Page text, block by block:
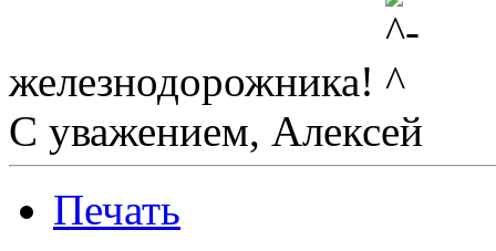
железнодорожника!
С уважением, Алексей
Печать